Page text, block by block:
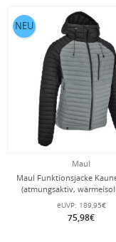
Maul
Maul Funktionsjacke
(atmungsaktiv,
wasserabweisend) grau/
Herren
eUVP: 189,95€
75,98€
NEU